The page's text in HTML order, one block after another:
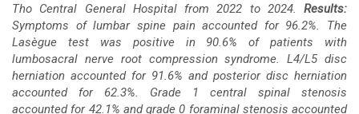
Tho Central General Hospital from 2022 to 2024. Results:
Symptoms of lumbar spine pain accounted for 96.2%. The
Lasègue test was positive in 90.6% of patients with
lumbosacral nerve root compression syndrome. L4/L5 disc
herniation accounted for 91.6% and posterior disc herniation
accounted for 62.3%. Grade 1 central spinal stenosis
accounted for 42.1% and grade 0 foraminal stenosis accounted